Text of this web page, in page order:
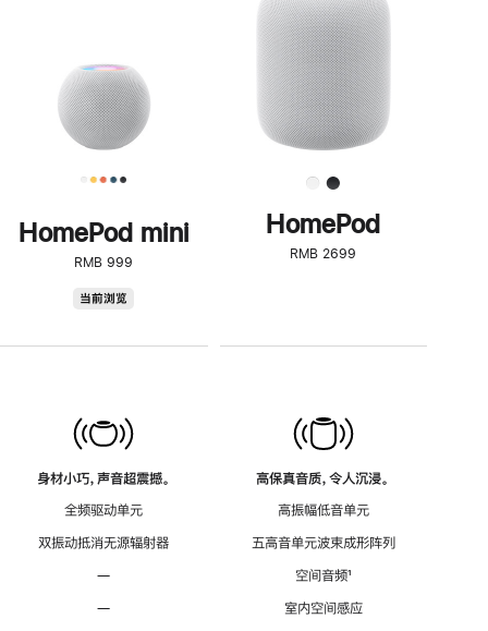
HomePod mini
RMB 999
当前浏览
身材小巧，声音超震撼。
全频驱动单元
双振动抵消无源辐射器
—
—
了
解
HomePod<
HomePod
RMB 2699
高保真音质，令人沉浸。
高振幅低音单元
五高音单元波束成形阵列
空间音频脚
¹
室内空间感应